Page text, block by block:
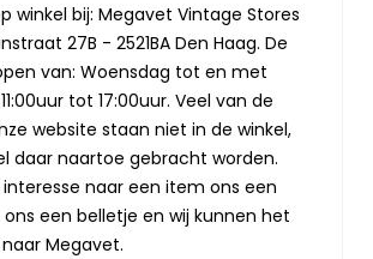
winkel bij: Megavet Vintage Stores
27B - 2521BA Den Haag. De
van: Woensdag tot en met
tot 17:00uur. Veel van de
website staan niet in de winkel,
daar naartoe gebracht worden.
interesse naar een item ons een
een belletje en wij kunnen het
Megavet.